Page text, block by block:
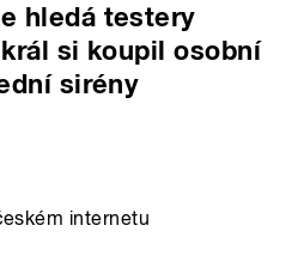
hledá testery
si koupil osobní
sirény
internetu